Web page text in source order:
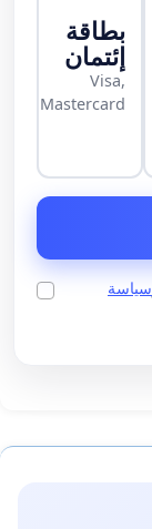
بطاقة
إئتمان
Visa,
Mastercard
سياسة